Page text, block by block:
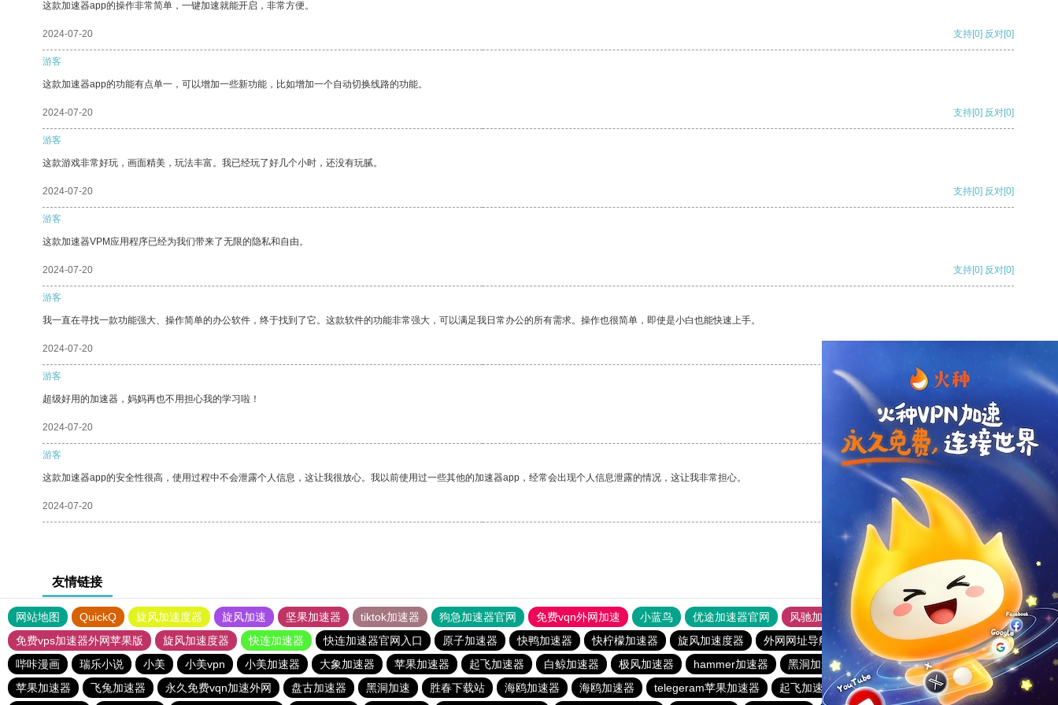
这款加速器app的操作非常简单，一键加速就能开启，非常方便。
2024-07-20 支持[0] 反对[0]
游客
这款加速器app的功能有点单一，可以增加一些新功能，比如增加一个自动切换线路的功能。
2024-07-20 支持[0] 反对[0]
游客
这款游戏非常好玩，画面精美，玩法丰富。我已经玩了好几个小时，还没有玩腻。
2024-07-20 支持[0] 反对[0]
游客
这款加速器VPM应用程序已经为我们带来了无限的隐私和自由。
2024-07-20 支持[0] 反对[0]
游客
我一直在寻找一款功能强大、操作简单的办公软件，终于找到了它。这款软件的功能非常强大，可以满足我日常办公的所有需求。操作也很简单，即使是小白也能快速上手。
2024-07-20
游客
超级好用的加速器，妈妈再也不用担心我的学习啦！
2024-07-20 支持 [0] 反对 [0]
游客
这款加速器app的安全性很高，使用过程中不会泄露个人信息，这让我很放心。我以前使用过一些其他的加速器app，经常会出现个人信息泄露的情况，这让我非常担心。
2024-07-20 支持
友情链接
网站地图 QuickQ 旋风加速度器 旋风加速 坚果加速器 tiktok加速器 狗急加速器官网 免费vqn外网加速 小蓝鸟 优途加速器官网 风驰加速器
旋风加速器
免费vps加速器外网苹果版
旋风加速度器 快连加速器 快连加速器官网入口 原子加速器 快鸭加速器 快柠檬加速器 旋风加速度器 外网网址导航 软件中心 雷霆加速
狂飙加速器
哔咔漫画
瑞乐小说 小美 小美vpn 小美加速器 大象加速器 苹果加速器 起飞加速器 白鲸加速器 极风加速器 hammer加速器 黑洞加速 大象加速器
手机外国加速器官网
苹果加速器
飞兔加速器 永久免费vqn加速外网 盘古加速器 黑洞加速 胜春下载站 海鸥加速器 海鸥加速器 telegeram苹果加速器 起飞加速器 蚂蚁加速器
风驰加速器